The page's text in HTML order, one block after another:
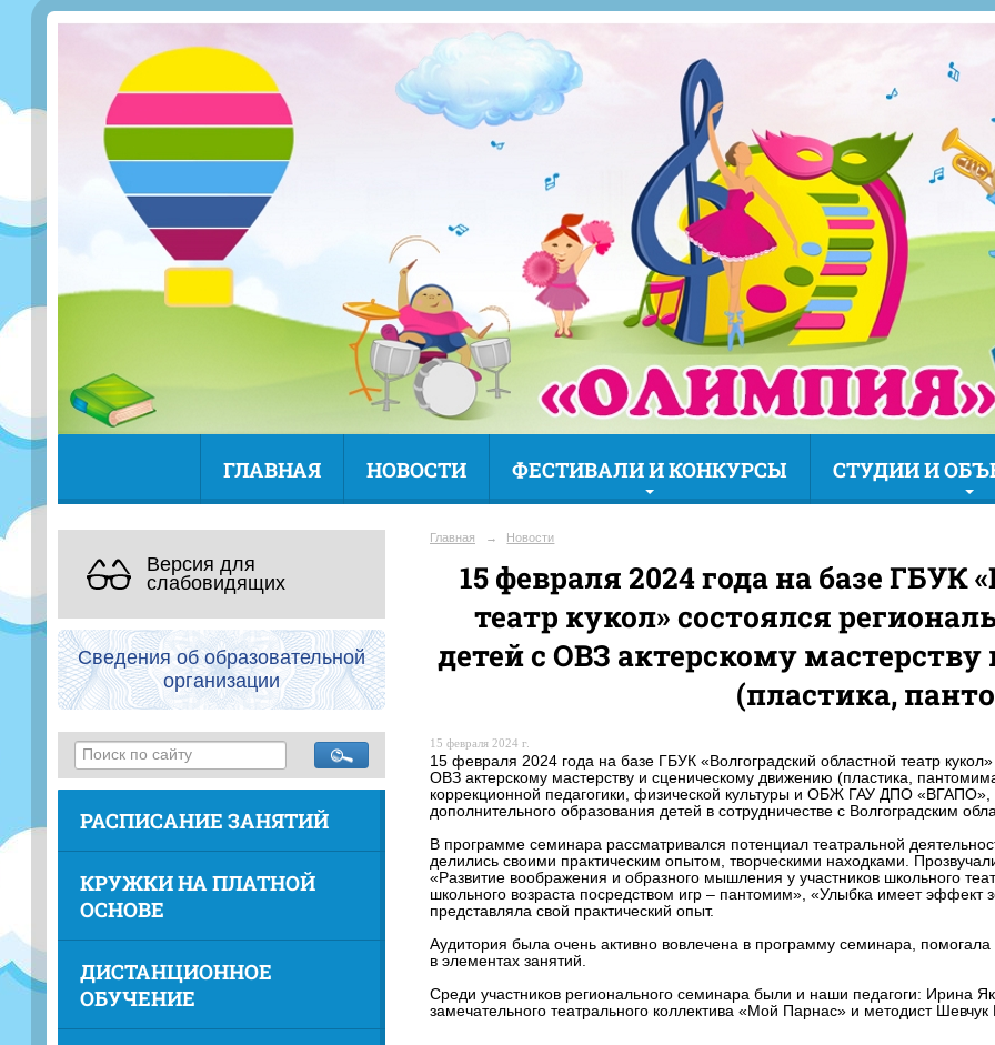
ГЛАВНАЯ НОВОСТИ ФЕСТИВАЛИ И КОНКУРСЫ СТУДИИ И
Версия для
слабовидящих
Сведения об образовательной
организации
РАСПИСАНИЕ ЗАНЯТИЙ
КРУЖКИ НА ПЛАТНОЙ
ОСНОВЕ
ДИСТАНЦИОННОЕ
ОБУЧЕНИЕ
Главная → Новости
15 февраля 2024 года на базе ГБУК
театр кукол» состоялся
детей с ОВЗ актерскому
(пластика,
15 февраля 2024 г.
15 февраля 2024 года на базе ГБУК «Волгоградский областной театр
ОВЗ актерскому мастерству и сценическому движению (пластика,
коррекционной педагогики, физической культуры и ОБЖ ГАУ ДПО «ВГАПО»,
дополнительного образования детей в сотрудничестве с Волгоградским
В программе семинара рассматривался потенциал театральной
делились своими практическим опытом, творческими находками.
«Развитие воображения и образного мышления у участников школьного
школьного возраста посредством игр – пантомим», «Улыбка имеет эффект
представляла свой практический опыт.
Аудитория была очень активно вовлечена в программу семинара,
в элементах занятий.
Среди участников регионального семинара были и наши педагоги: Ирина
замечательного театрального коллектива «Мой Парнас» и методист